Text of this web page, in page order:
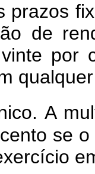
prazos
de
por
A
se